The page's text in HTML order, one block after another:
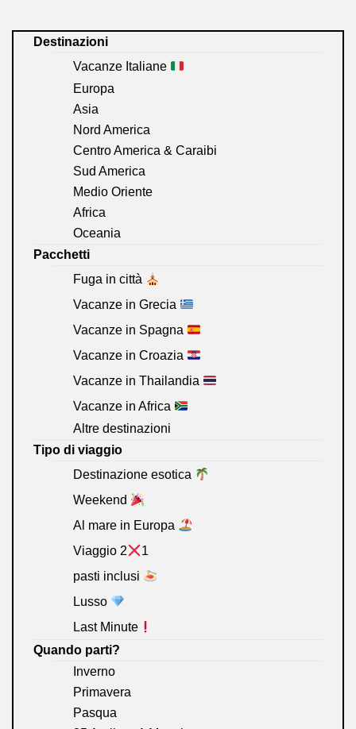
Destinazioni
Vacanze Italiane
Europa
Asia
Nord America
Centro America & Caraibi
Sud America
Medio Oriente
Africa
Oceania
Pacchetti
Fuga in città
Vacanze in Grecia
Vacanze in Spagna
Vacanze in Croazia
Vacanze in Thailandia
Vacanze in Africa
Altre destinazioni
Tipo di viaggio
Destinazione esotica
Weekend
Al mare in Europa
Viaggio 2
1
pasti inclusi
Lusso
Last Minute
Quando parti?
Inverno
Primavera
Pasqua